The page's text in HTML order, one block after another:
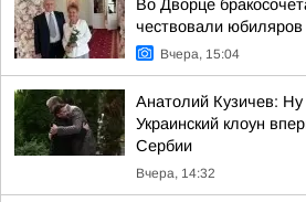
Во Дворце
чествовали
Вчера, 15:04
Анатолий Кузичев:
Украинский клоун
Сербии
Вчера, 14:32